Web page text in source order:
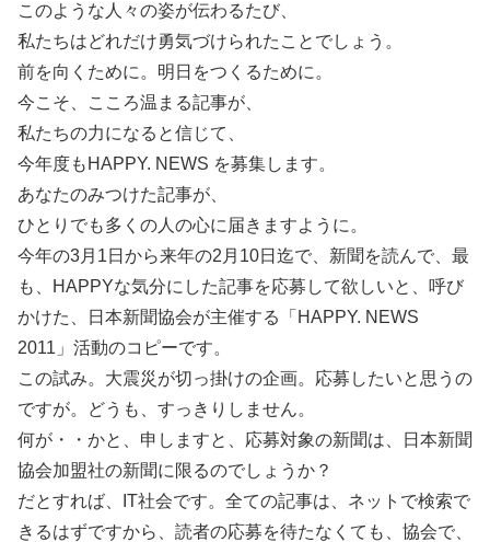
このような人々の姿が伝わるたび、
私たちはどれだけ勇気づけられたことでしょう。
前を向くために。明日をつくるために。
今こそ、こころ温まる記事が、
私たちの力になると信じて、
今年度もHAPPY. NEWS を募集します。
あなたのみつけた記事が、
ひとりでも多くの人の心に届きますように。
今年の3月1日から来年の2月10日迄で、新聞を読んで、最
も、HAPPYな気分にした記事を応募して欲しいと、呼び
かけた、日本新聞協会が主催する「HAPPY. NEWS
2011」活動のコピーです。
この試み。大震災が切っ掛けの企画。応募したいと思うの
ですが。どうも、すっきりしません。
何が・・かと、申しますと、応募対象の新聞は、日本新聞
協会加盟社の新聞に限るのでしょうか？
だとすれば、IT社会です。全ての記事は、ネットで検索で
きるはずですから、読者の応募を待たなくても、協会で、